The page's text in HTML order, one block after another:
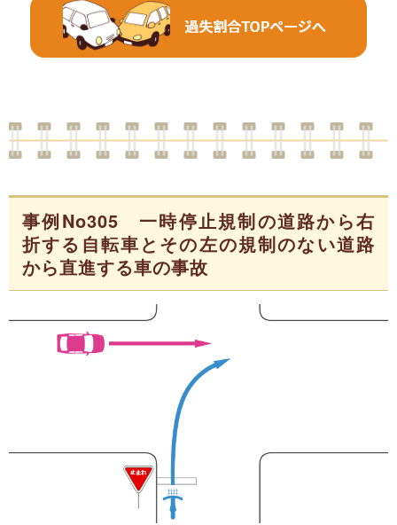
事例No305 一時停止規制の道路から右
折する自転車とその左の規制のない道路
から直進する車の事故